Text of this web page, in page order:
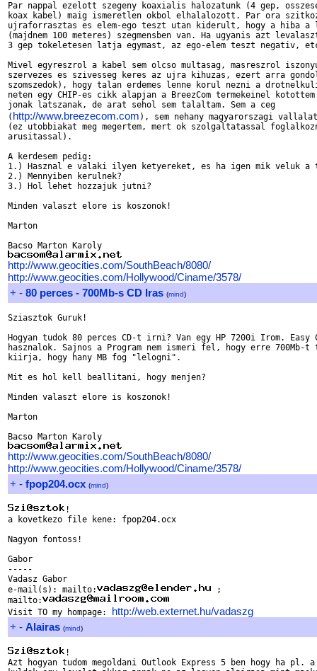
Par nappal ezelott szegeny koaxialis halozatunk (4 gep,
koax kabel) maig ismeretlen okbol elhalalozott. Par ora
ujraforrasztas es elem-ego teszt utan kiderult, hogy a hiba a
(majdnem 100 meteres) szegmensben van. Ha ugyanis azt
3 gep tokeletesen latja egymast, az ego-elem teszt negativ,
Mivel egyreszrol a kabel sem olcso multasag, masreszrol
szervezes es szivesseg keres az ujra kihuzas, ezert arra
szomszedok), hogy talan erdemes lenne korul nezni a
neten egy CHIP-es cikk alapjan a BreezCom termekeinel
jonak latszanak, de arat sehol sem talaltam. Sem a ceg
( http://www.breezecom.com ), sem nehany magyarorszagi
(ez utobbiakat meg megertem, mert ok szolgaltatassal
arusitassal).
A kerdesem pedig:
1.) Hasznal e valaki ilyen ketyereket, es ha igen mik veluk a
2.) Mennyiben kerulnek?
3.) Hol lehet hozzajuk jutni?
Minden valaszt elore is koszonok!
Marton
http://www.geocities.com/SouthBeach/8080/
http://www.geocities.com/Hollywood/Ciname/3578/
+ - 80 perces - 700Mb-s CD Iras (mind)
Sziasztok Guruk!
Hogyan tudok 80 perces CD-t irni? Van egy HP 7200i Irom. Easy
hasznalok. Sajnos a Program nem ismeri fel, hogy erre
kiirja, hogy hany MB fog "lelogni".
Mit es hol kell beallitani, hogy menjen?
Minden valaszt elore is koszonok!
Marton
http://www.geocities.com/SouthBeach/8080/
http://www.geocities.com/Hollywood/Ciname/3578/
+ - fpop204.ocx (mind)
!
a kovetkezo file kene: fpop204.ocx
Nagyon fontoss!
Gabor
-----
Vadasz Gabor
e-mail(s): mailto:
;
mailto:
Visit TO my hompage: http://web.externet.hu/vadaszg
+ - Alairas (mind)
!
Azt hogyan tudom megoldani Outlook Express 5 ben hogy ha pl. a